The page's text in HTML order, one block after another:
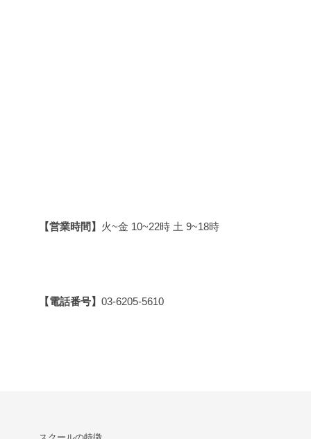
【営業時間】 火~金 10~22時 土 9~18時
【電話番号】 03-6205-5610